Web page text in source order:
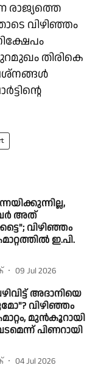
രാജ്യത്തെ
വിഴിഞ്ഞം
തിരികെ
അത്
വിഴിഞ്ഞം
ഇ.പി.
09 Jul 2026
അദാനിയെ
വിഴിഞ്ഞം
മുൻകൂറായി
പിണറായി
04 Jul 2026